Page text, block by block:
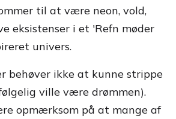
til at være neon, vold,
eksistenser i et 'Refn møder
univers.
behøver ikke at kunne strippe
ville være drømmen).
opmærksom på at mange af